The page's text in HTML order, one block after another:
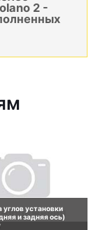
2 -
углов установки
и задняя ось)